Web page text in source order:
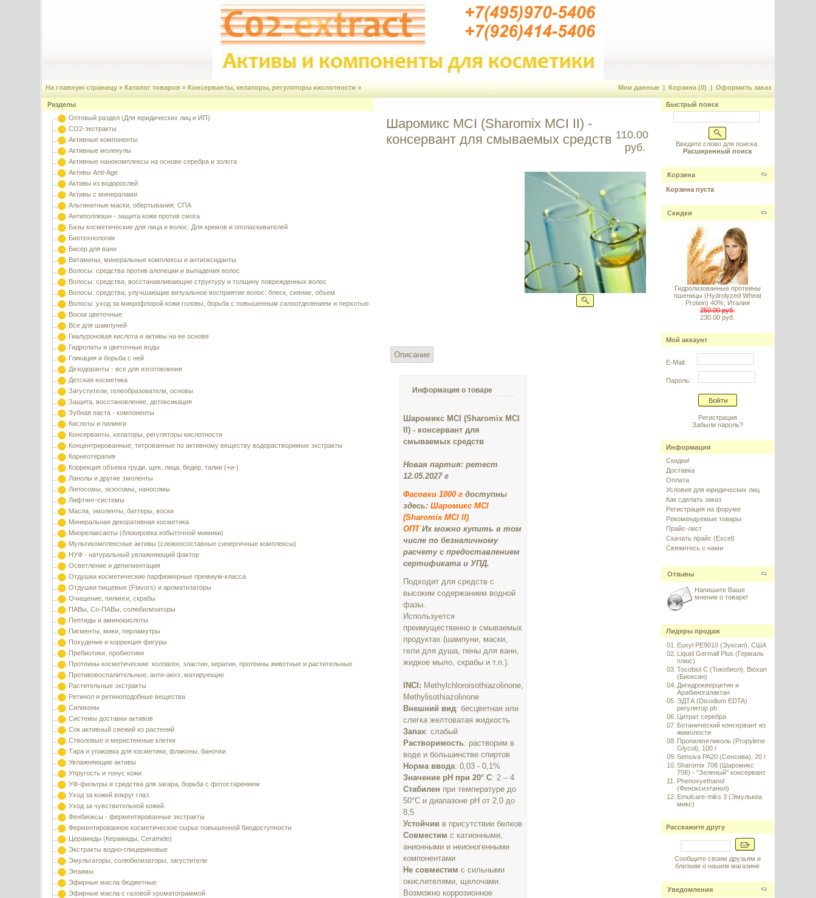
На главную страницу» Каталог товаров» Консерванты, хелаторы, регуляторы кислотности » Мои данные| Корзина (0) | Оформить заказ
Разделы
Оптовый раздел (Для юридических лиц и ИП)
CO2-экстракты
Активные компоненты
Активные молекулы
Активные нанокомплексы на основе серебра и золота
Активы Anti-Age
Активы из водорослей
Активы с минералами
Альгинатные маски, обертывания, СПА
Антиполлюшн - защита кожи против смога
Базы косметические для лица и волос. Для кремов и ополаскивателей
Биотехнологии
Бисер для ванн
Витамины, минеральные комплексы и антиоксиданты
Волосы: средства против алопеции и выпадения волос
Волосы: средства, восстанавливающие структуру и толщину поврежденных волос
Волосы: средства, улучшающие визуальное восприятие волос: блеск, сияние, объем
Волосы: уход за микрофлорой кожи головы, борьба с повышенным салоотделением и перхотью
Воски цветочные
Все для шампуней
Гиалуроновая кислота и активы на ее основе
Гидролаты и цветочные воды
Гликация и борьба с ней
Дезодоранты - все для изготовления
Детская косметика
Загустители, гелеобразователи, основы
Защита, восстановление, детоксикация
Зубная паста - компоненты
Кислоты и пилинги
Консерванты, хелаторы, регуляторы кислотности
Концентрированные, титрованные по активному веществу водорастворимые экстракты
Корнеотерапия
Коррекция объема груди, щек, лица, бедер, талии (+и-)
Ланолы и другие эмоленты
Липосомы, экзосомы, наносомы
Лифтинг-системы
Масла, эмоленты, баттеры, воски
Минеральная декоративная косметика
Миорелаксанты (блокировка избыточной мимики)
Мультикомплексные активы (сложносоставные синергичные комплексы)
НУФ - натуральный увлажняющий фактор
Осветление и депигментация
Отдушки косметические парфюмерные премиум-класса
Отдушки пищевые (Flavors) и ароматизаторы
Очищение, пилинги, скрабы
ПАВы, Со-ПАВы, солюбилизаторы
Пептиды и аминокислоты
Пигменты, мики, перламутры
Похудение и коррекция фигуры
Пребиотики, пробиотики
Протеины косметические: коллаген, эластин, кератин, протеины животные и растительные
Противовоспалительные, анти-акнэ, матирующие
Растительные экстракты
Ретинол и ретиноподобные вещества
Силиконы
Системы доставки активов
Сок активный свежий из растений
Стволовые и меристемные клетки
Тара и упаковка для косметики, флаконы, баночки
Увлажняющие активы
Упругость и тонус кожи
УФ-фильтры и средства для загара, борьба с фотостарением
Уход за кожей вокруг глаз
Уход за чувствительной кожей
Фенбиоксы - ферментированные экстракты
Ферментированное косметическое сырье повышенной биодоступности
Церамиды (Керамиды, Ceramide)
Экстракты водно-глицериновые
Эмульгаторы, солюбилизаторы, загустители
Энзимы
Эфирные масла бюджетные
Эфирные масла с газовой хроматограммой
Шаромикс MCI (Sharomix MCI II) -
консервант для смываемых средств 110.00
руб.
Описание
Информация о товаре
Шаромикс MCI (Sharomix MCI
) - консервант для
смываемых средств
Новая партия: ретест
12.05.2027 г
Фасовки 1000 гдоступны
здесь: Шаромикс MCI
(Sharomix MCI II)
ОПТ Их можно купить в том
числе по безналичному
расчету с предоставлением
сертификата и УПД.
Подходит для средств с
высоким содержанием водной
фазы.
Используется
преимущественно в смываемых
продуктах (шампуни, маски,
гели для душа, пены для ванн,
жидкое мыло, скрабы и т.п.).
INCI: Methylchloroisothiazolinone,
Methylisothiazolinone
Внешний вид: бесцветная или
слегка желтоватая жидкость
Запах: слабый
Растворимость: растворим в
воде и большинстве спиртов
Норма ввода: 0,03 - 0,1%
Значение pH при 20° С: 2 – 4
Стабилен при температуре до
50°С и диапазоне рН от 2,0 до
8,5
Устойчивв присутствии белков
Совместим с катионными,
анионными и неионогенными
компонентами
Не совместим c сильными
окислителями, щелочами.
Возможно коррозионное
Быстрый поиск
Введите слово для поиска.
Расширенный поиск
Корзина
Корзина пуста
Скидки
Гидролизованные протеины
пшеницы (Hydrolyzed Wheat
Protein) 40%, Италия
250.00 руб.
230.00 руб.
Мой аккаунт
E-Mail:
Пароль:
Регистрация
Забыли пароль?
Информация
Скидки!
Доставка
Оплата
Условия для юридических лиц
Как сделать заказ
Регистрация на форуме
Рекомендуемые товары
Прайс-лист
Скачать прайс (Excel)
Свяжитесь с нами
Отзывы
Напишите Ваше
мнение о товаре!
Лидеры продаж
01.
Euxyl PE9010 (Эуксил), США
02. Liquid Germall Plus (Гермаль
плюс)
03. Tocobiol C (Токобиол), Bioxan
(Биоксан)
04. Дигидрокверцетин и
Арабиногалактан
05. ЭДТА (Disodium EDTA)
регулятор ph
06. Цитрат серебра
07. Ботанический консервант из
жимолости
08. Пропиленгликоль (Propylene
Glycol), 100 г
09. Sensiva PA20 (Сенсива), 20 г
10. Sharomix 708 (Шаромикс
708) - "Зеленый" консервант
11.
Phenoxyethanol
(Феноксиэтанол)
12. Emulcare-miks 3 (Эмулькеа
микс)
Расскажите другу
Сообщите своим друзьям и
близким о нашем магазине
Уведомления